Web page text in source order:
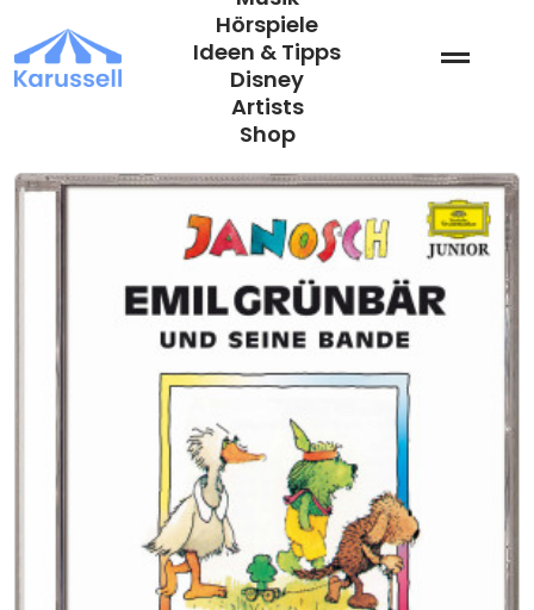
Inhalt
springen
Hörspiele
Ideen & Tipps
Disney
Artists
Shop